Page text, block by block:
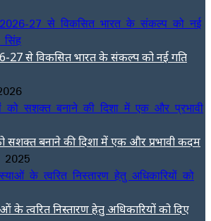
27 से विकसित भारत के संकल्प को नई गति
सशक्त बनाने की दिशा में एक और प्रभावी कदम
के त्वरित निस्तारण हेतु अधिकारियों को दिए